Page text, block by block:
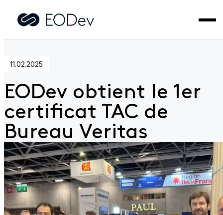
Accueil> Actualités> EODev obtient le 1er certificat TAC de
11.02.2025
EODev obtient le 1er
certificat TAC de
Bureau Veritas